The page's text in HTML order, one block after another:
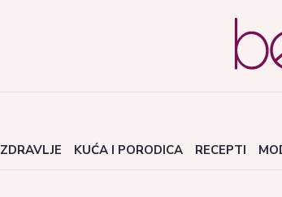
ZDRAVLJE KUĆA I PORODICA RECEPTI